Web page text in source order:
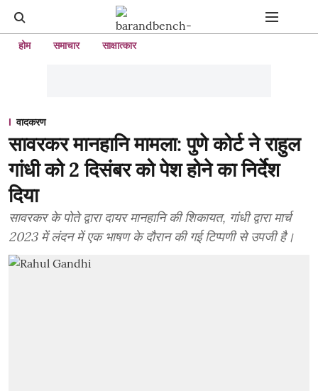
होम समाचार साक्षात्कार
वादकरण
सावरकर मानहानि मामला: पुणे कोर्ट ने राहुल
गांधी को 2 दिसंबर को पेश होने का निर्देश
दिया
सावरकर के पोते द्वारा दायर मानहानि की शिकायत, गांधी द्वारा मार्च
2023 में लंदन में एक भाषण के दौरान की गई टिप्पणी से उपजी है।